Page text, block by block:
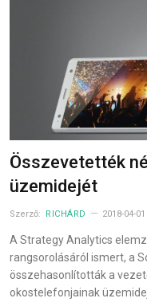
Összevetették
üzemidejét
Szerző: RICHÁRD 2018-04-01
A Strategy Analytics
rangsorolásáról ismert, a
összehasonlították a
okostelefonjainak